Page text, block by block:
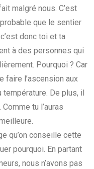
malgré nous. C’est
que le sentier
donc toi et ta
à des personnes qui
Pourquoi ? Car
faire l’ascension aux
De plus, il
tu l’auras
qu’on conseille cette
pourquoi. En partant
nous n’avons pas